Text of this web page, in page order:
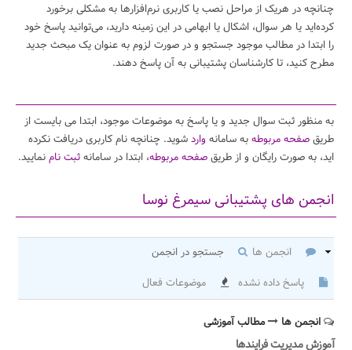
چنانچه در هریک از مراحل نصب یا کاربری نرم‌افزارها به مشکلی برخورد
کرده‌اید یا هر سوال، اشکال یا ابهامی در این زمینه دارید، می‌توانید پاسخ خود
را ابتدا در مطالب موجود جستجو و در صورت لزوم به عنوان یک مبحث جدید
مطرح کنید، تا کارشناسان پشتیبانی به آن پاسخ دهند.
به منظور ثبت سوال جدید و یا پاسخ به موضوعات موجود، ابتدا می بایست از
طریقصفحه مربوطهبه سامانه واردشوید. چنانچه نام کاربری دریافت نکرده
اید، به صورت رایگان و از طریقصفحه مربوطه، ابتدا در سامانهثبت نامنمایید.
انجمن های پشتیبانی سیمرغ نوسا
انجمن ها
جستجو در انجمن
پاسخ داده نشده
موضوعات فعال
انجمن ها مطالب آموزشی
آموزش مدیریت فرایندها